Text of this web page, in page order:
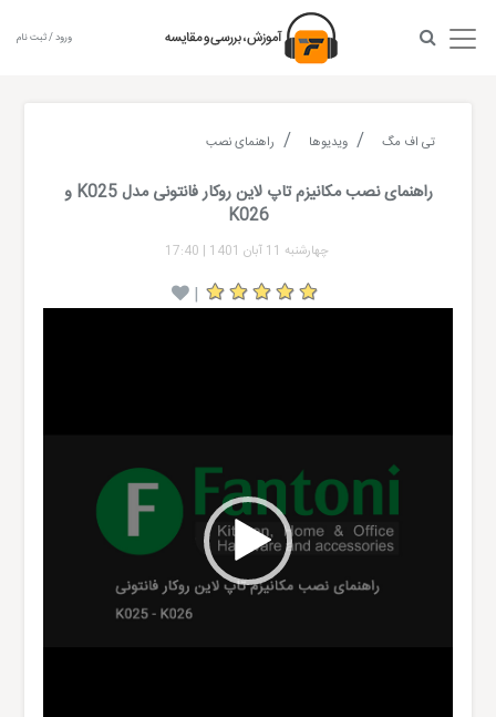
ورود / ثبت نام
تی اف مگ ویدیوها راهنمای نصب
راهنمای نصب مکانیزم تاپ لاین روکار فانتونی مدل K025 و
K026
چهارشنبه 11 آبان 1401 |
17:40
|
Video